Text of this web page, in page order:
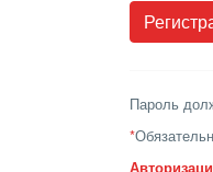
Пароль
*